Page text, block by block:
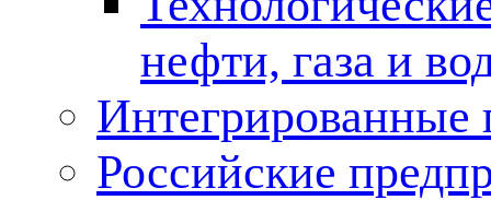
нефти, газа и
Российские